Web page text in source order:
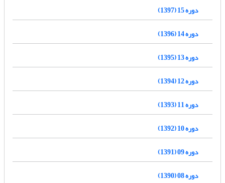
دوره 15 (1397)
دوره 14 (1396)
دوره 13 (1395)
دوره 12 (1394)
دوره 11 (1393)
دوره 10 (1392)
دوره 09 (1391)
دوره 08 (1390)